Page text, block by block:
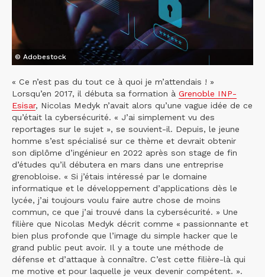
© Adobestock
« Ce n’est pas du tout ce à quoi je m’attendais ! »
Lorsqu’en 2017, il débuta sa formation à Grenoble INP-
Esisar, Nicolas Medyk n’avait alors qu’une vague idée de ce
qu’était la cybersécurité. « J’ai simplement vu des
reportages sur le sujet », se souvient-il. Depuis, le jeune
homme s’est spécialisé sur ce thème et devrait obtenir
son diplôme d’ingénieur en 2022 après son stage de fin
d’études qu’il débutera en mars dans une entreprise
grenobloise. « Si j’étais intéressé par le domaine
informatique et le développement d’applications dès le
lycée, j’ai toujours voulu faire autre chose de moins
commun, ce que j’ai trouvé dans la cybersécurité. » Une
filière que Nicolas Medyk décrit comme « passionnante et
bien plus profonde que l’image du simple hacker que le
grand public peut avoir. Il y a toute une méthode de
défense et d’attaque à connaître. C’est cette filière-là qui
me motive et pour laquelle je veux devenir compétent. ».